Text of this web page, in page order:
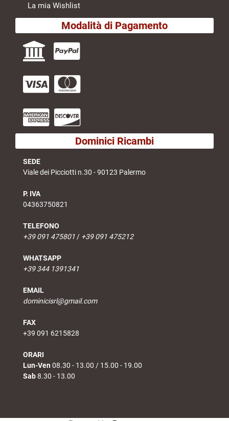
La mia Wishlist
Modalità di Pagamento
Dominici Ricambi
SEDE
Viale dei Picciotti n.30 - 90123 Palermo
P. IVA
04363750821
TELEFONO
+39 091 475801 / +39 091 475212
WHATSAPP
+39 344 1391341
EMAIL
dominicisrl@gmail.com
FAX
+39 091 6215828
ORARI
Lun-Ven 08.30 - 13.00 / 15.00 - 19.00
Sab8.30 - 13.00